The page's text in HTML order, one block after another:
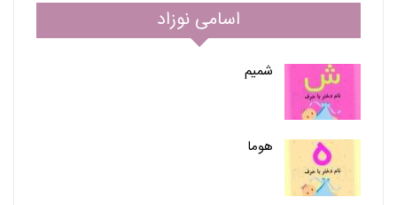
اسامی نوزاد
شمیم
هوما